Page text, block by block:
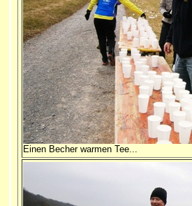
Einen Becher warmen Tee...